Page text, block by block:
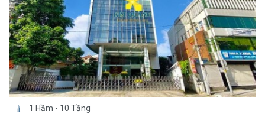
1 Hầm - 10 Tầng